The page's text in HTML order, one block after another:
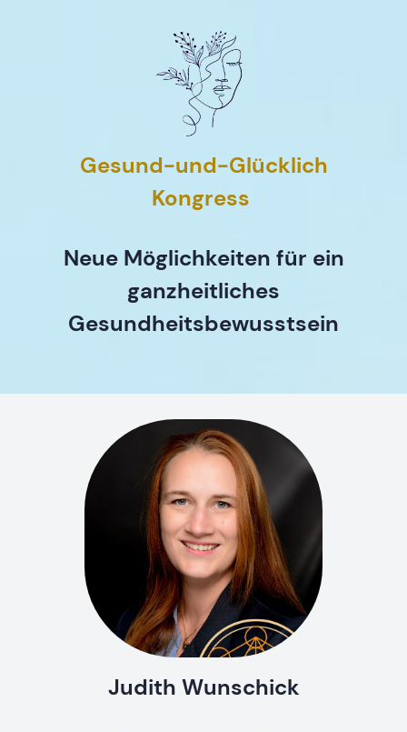
Gesund-und-Glücklich
Kongress
Neue Möglichkeiten für ein
ganzheitliches
Gesundheitsbewusstsein
Judith Wunschick